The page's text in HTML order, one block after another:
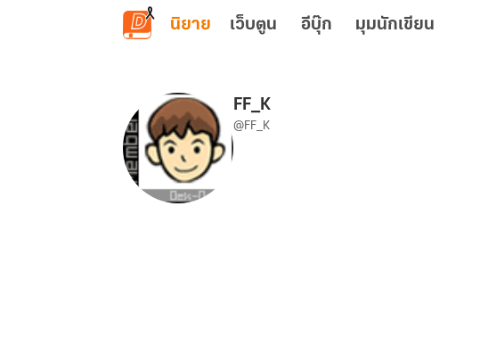
ข้ามไปยังเนื้อหาหลัก
นิยาย เว็บตูน อีบุ๊ก มุมนักเขียน
FF_K
@FF_K